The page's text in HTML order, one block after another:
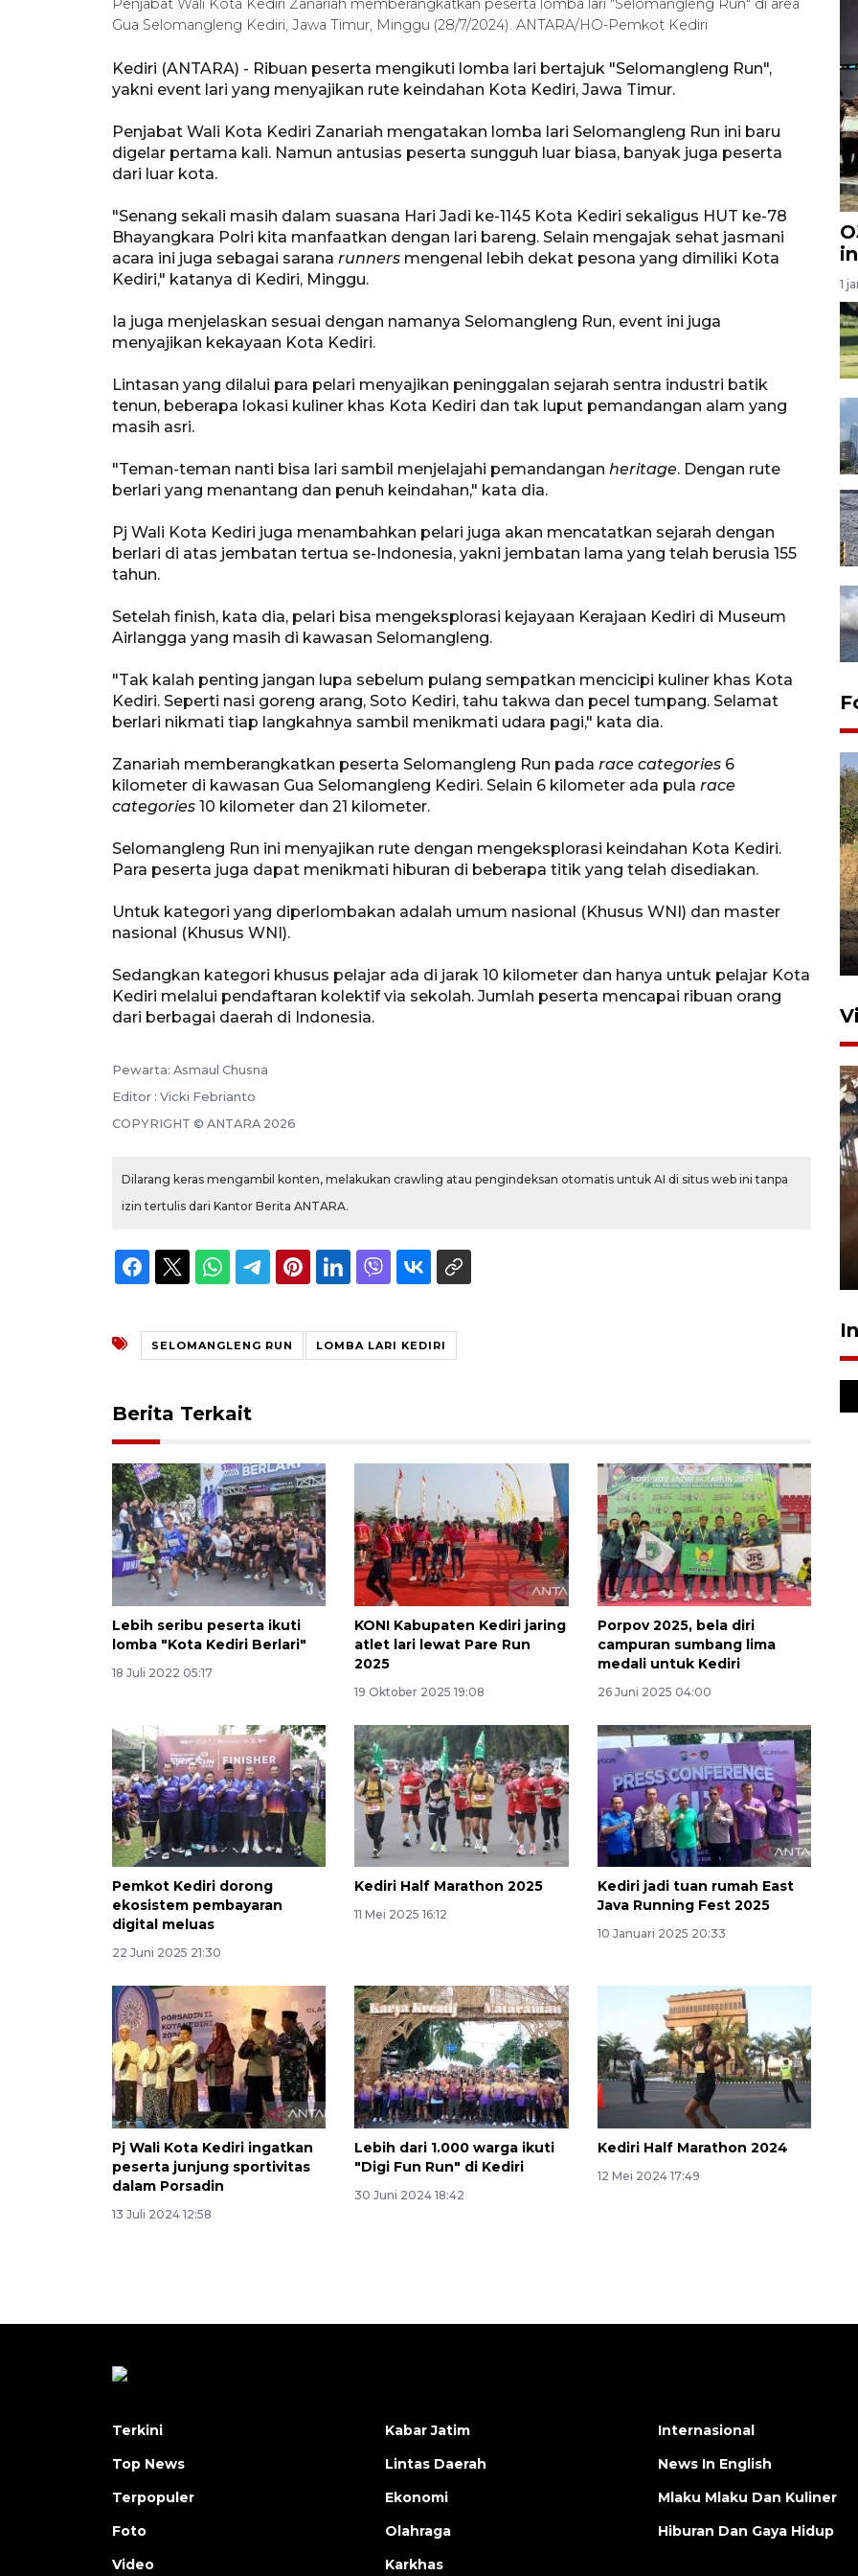
Penjabat Wali Kota Kediri Zanariah memberangkatkan peserta lomba lari "Selomangleng Run" di area
Gua Selomangleng Kediri, Jawa Timur, Minggu (28/7/2024). ANTARA/HO-Pemkot Kediri
Kediri (ANTARA) - Ribuan peserta mengikuti lomba lari bertajuk "Selomangleng Run",
yakni event lari yang menyajikan rute keindahan Kota Kediri, Jawa Timur.
Penjabat Wali Kota Kediri Zanariah mengatakan lomba lari Selomangleng Run ini baru
digelar pertama kali. Namun antusias peserta sungguh luar biasa, banyak juga peserta
dari luar kota.
"Senang sekali masih dalam suasana Hari Jadi ke-1145 Kota Kediri sekaligus HUT ke-78
Bhayangkara Polri kita manfaatkan dengan lari bareng. Selain mengajak sehat jasmani
acara ini juga sebagai sarana runners mengenal lebih dekat pesona yang dimiliki Kota
Kediri," katanya di Kediri, Minggu.
Ia juga menjelaskan sesuai dengan namanya Selomangleng Run, event ini juga
menyajikan kekayaan Kota Kediri.
Lintasan yang dilalui para pelari menyajikan peninggalan sejarah sentra industri batik
tenun, beberapa lokasi kuliner khas Kota Kediri dan tak luput pemandangan alam yang
masih asri.
"Teman-teman nanti bisa lari sambil menjelajahi pemandangan heritage. Dengan rute
berlari yang menantang dan penuh keindahan," kata dia.
Pj Wali Kota Kediri juga menambahkan pelari juga akan mencatatkan sejarah dengan
berlari di atas jembatan tertua se-Indonesia, yakni jembatan lama yang telah berusia 155
tahun.
Setelah finish, kata dia, pelari bisa mengeksplorasi kejayaan Kerajaan Kediri di Museum
Airlangga yang masih di kawasan Selomangleng.
"Tak kalah penting jangan lupa sebelum pulang sempatkan mencicipi kuliner khas Kota
Kediri. Seperti nasi goreng arang, Soto Kediri, tahu takwa dan pecel tumpang. Selamat
berlari nikmati tiap langkahnya sambil menikmati udara pagi," kata dia.
Zanariah memberangkatkan peserta Selomangleng Run pada race categories 6
kilometer di kawasan Gua Selomangleng Kediri. Selain 6 kilometer ada pula race
categories 10 kilometer dan 21 kilometer.
Selomangleng Run ini menyajikan rute dengan mengeksplorasi keindahan Kota Kediri.
Para peserta juga dapat menikmati hiburan di beberapa titik yang telah disediakan.
Untuk kategori yang diperlombakan adalah umum nasional (Khusus WNI) dan master
nasional (Khusus WNI).
Sedangkan kategori khusus pelajar ada di jarak 10 kilometer dan hanya untuk pelajar Kota
Kediri melalui pendaftaran kolektif via sekolah. Jumlah peserta mencapai ribuan orang
dari berbagai daerah di Indonesia.
Pewarta: Asmaul Chusna
Editor : Vicki Febrianto
COPYRIGHT © ANTARA 2026
Dilarang keras mengambil konten, melakukan crawling atau pengindeksan otomatis untuk AI di situs web ini tanpa
izin tertulis dari Kantor Berita ANTARA.
SELOMANGLENG RUN LOMBA LARI KEDIRI
Berita Terkait
Lebih seribu peserta ikuti
lomba "Kota Kediri Berlari"
18 Juli 2022 05:17
KONI Kabupaten Kediri jaring
atlet lari lewat Pare Run
2025
19 Oktober 2025 19:08
Porpov 2025, bela diri
campuran sumbang lima
medali untuk Kediri
26 Juni 2025 04:00
Pemkot Kediri dorong
ekosistem pembayaran
digital meluas
22 Juni 2025 21:30
Kediri Half Marathon 2025
11 Mei 2025 16:12
Kediri jadi tuan rumah East
Java Running Fest 2025
10 Januari 2025 20:33
Pj Wali Kota Kediri ingatkan
peserta junjung sportivitas
dalam Porsadin
13 Juli 2024 12:58
Lebih dari 1.000 warga ikuti
"Digi Fun Run" di Kediri
30 Juni 2024 18:42
Kediri Half Marathon 2024
12 Mei 2024 17:49
1
Lomba lari Jalasenastri Run
2026
Semifinal Piala AFF 2026
Terkini
Top News
Terpopuler
Foto
Video
Kabar Jatim
Lintas Daerah
Ekonomi
Olahraga
Karkhas
Internasional
News In English
Mlaku Mlaku Dan Kuliner
Hiburan Dan Gaya Hidup